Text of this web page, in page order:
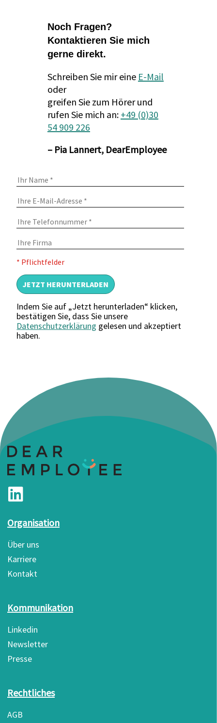
Noch Fragen?
Kontaktieren Sie mich
gerne direkt.
Schreiben Sie mir eine E-Mail
oder
greifen Sie zum Hörer und
rufen Sie mich an: +49 (0)30
54 909 226
– Pia Lannert, DearEmployee
* Pflichtfelder
Indem Sie auf „Jetzt herunterladen“ klicken,
bestätigen Sie, dass Sie unsere
Datenschutzerklärung gelesen und akzeptiert
haben.
Organisation
Über uns
Karriere
Kontakt
Kommunikation
Linkedin
Newsletter
Presse
Rechtliches
AGB